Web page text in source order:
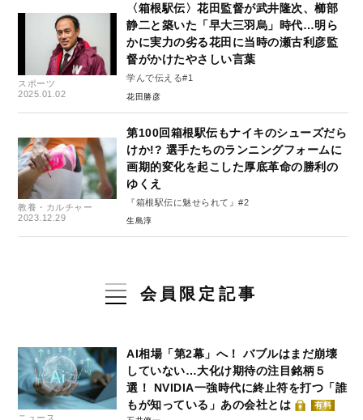
スポーツ
2025.01.02
〈箱根駅伝〉花田監督が武井隆次、櫛部
静二と築いた「早大三羽烏」時代…明ら
かに実力の劣る花田に当時の瀬古利彦監
督がかけたやさしい言葉
学んで伝える#1
花田勝彦
教養・カルチャー
2023.12.29
第100回箱根駅伝もナイキのシューズだら
けか!? 選手たちのランニングフォームに
画期的変化を起こした厚底革命の勝利の
ゆくえ
『箱根駅伝に魅せられて』#2
生島淳
会員限定記事
ニュース
AI相場「第2幕」へ！ バブルはまだ崩壊
していない…大化け期待の注目銘柄５
選！ NVIDIA一強時代に終止符を打つ「誰
もが知っている」あの会社とは
有料